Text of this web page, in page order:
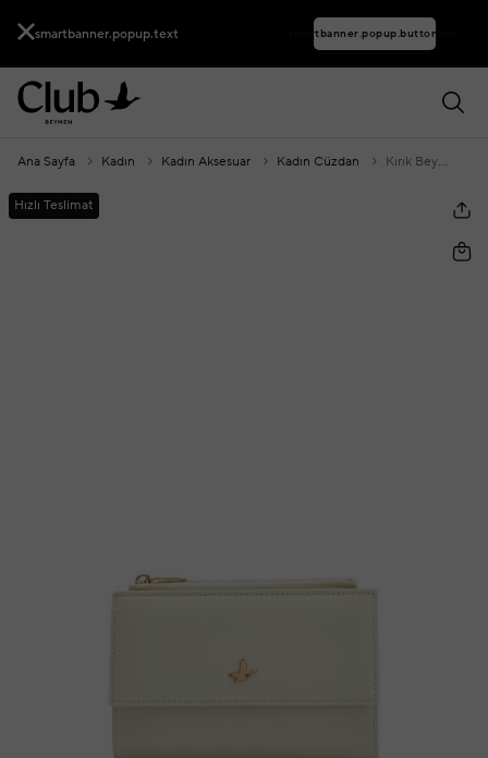
smartbanner.popup.text smartbanner.popup.buttontext
Hızlı Teslimat
Ana Sayfa Kadın Kadın Aksesuar Kadın Cüzdan Kırık Beyaz Kadın Deri Cüzdan